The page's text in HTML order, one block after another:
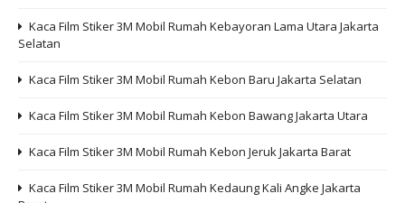
Kaca Film Stiker 3M Mobil Rumah Kebayoran Lama Utara Jakarta
Selatan
Kaca Film Stiker 3M Mobil Rumah Kebon Baru Jakarta Selatan
Kaca Film Stiker 3M Mobil Rumah Kebon Bawang Jakarta Utara
Kaca Film Stiker 3M Mobil Rumah Kebon Jeruk Jakarta Barat
Kaca Film Stiker 3M Mobil Rumah Kedaung Kali Angke Jakarta